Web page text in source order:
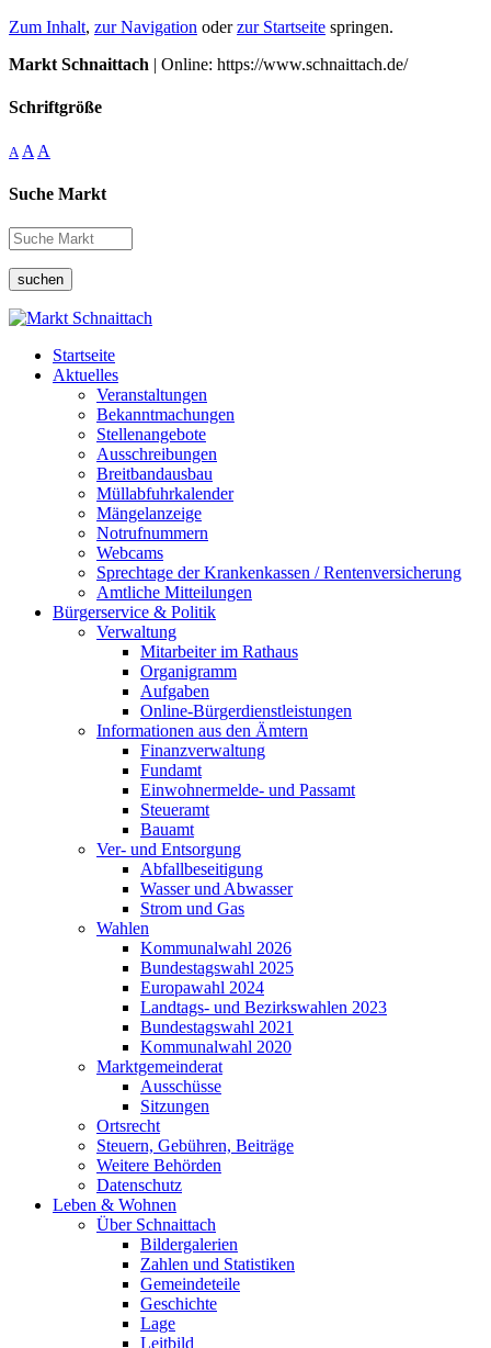
Zum Inhalt, zur Navigation oderzur Startseite springen.
Markt Schnaittach | Online: https://www.schnaittach.de/
Schriftgröße
A A A
Suche Markt
suchen
Startseite
Aktuelles
Veranstaltungen
Bekanntmachungen
Stellenangebote
Ausschreibungen
Breitbandausbau
Müllabfuhrkalender
Mängelanzeige
Notrufnummern
Webcams
Sprechtage der Krankenkassen / Rentenversicherung
Amtliche Mitteilungen
Bürgerservice & Politik
Verwaltung
Mitarbeiter im Rathaus
Organigramm
Aufgaben
Online-Bürgerdienstleistungen
Informationen aus den Ämtern
Finanzverwaltung
Fundamt
Einwohnermelde- und Passamt
Steueramt
Bauamt
Ver- und Entsorgung
Abfallbeseitigung
Wasser und Abwasser
Strom und Gas
Wahlen
Kommunalwahl 2026
Bundestagswahl 2025
Europawahl 2024
Landtags- und Bezirkswahlen 2023
Bundestagswahl 2021
Kommunalwahl 2020
Marktgemeinderat
Ausschüsse
Sitzungen
Ortsrecht
Steuern, Gebühren, Beiträge
Weitere Behörden
Datenschutz
Leben & Wohnen
Über Schnaittach
Bildergalerien
Zahlen und Statistiken
Gemeindeteile
Geschichte
Lage
Leitbild